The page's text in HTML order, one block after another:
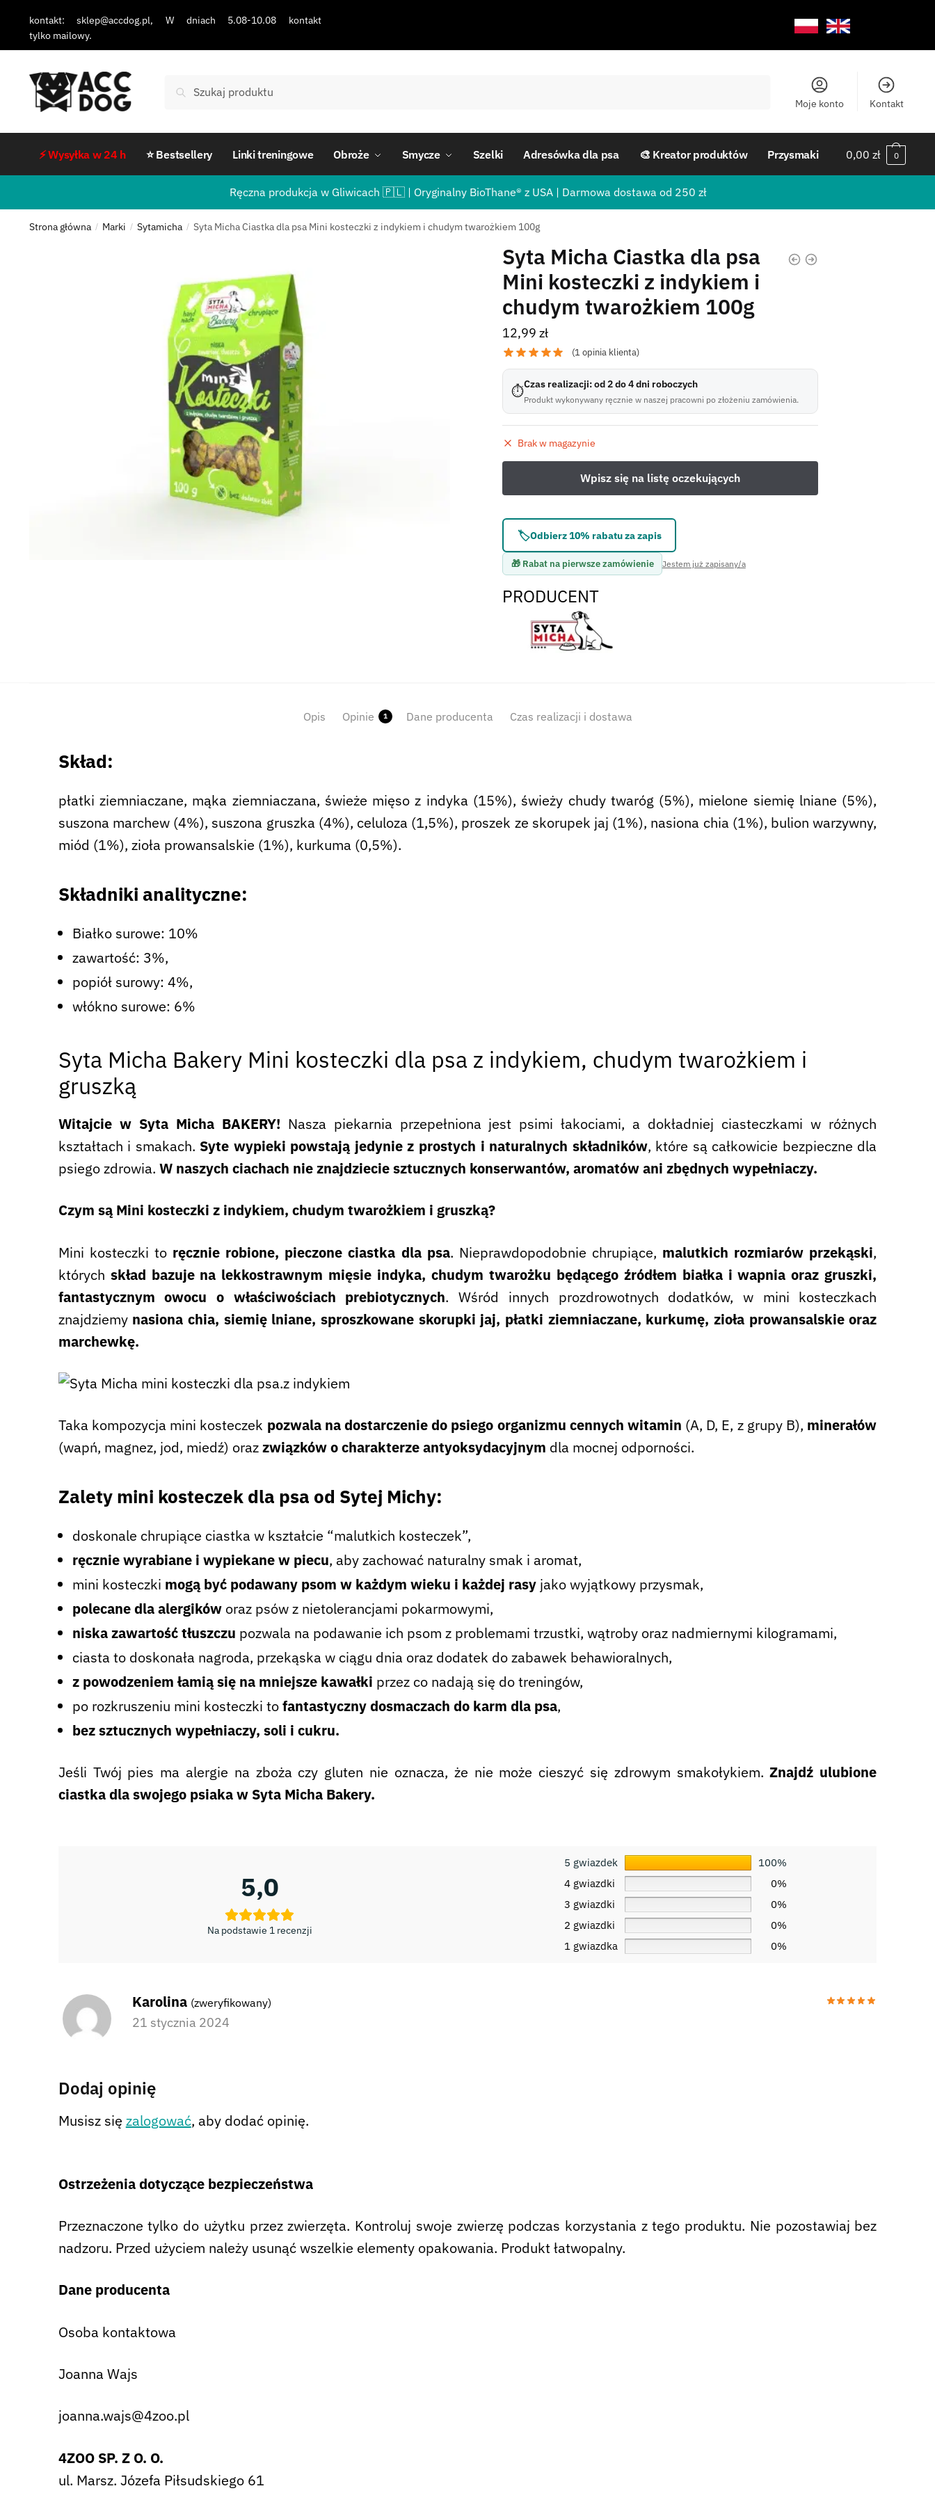
kontakt: sklep@accdog.pl, W dniach 5.08-10.08 kontakt
tylko mailowy.
Szukaj
Moje konto Kontakt
⚡ Wysyłka w 24 h ⭐ Bestsellery Linki treningowe Obroże Smycze Szelki Adresówka dla psa 🎨 Kreator produktów Przysmaki 0,00zł 0
Ręczna produkcja w Gliwicach 🇵🇱 | Oryginalny BioThane® z USA | Darmowa dostawa od 250 zł
Strona główna / Marki / Sytamicha / Syta Micha Ciastka dla psa Mini kosteczki z indykiem i chudym twarożkiem 100g
Syta Micha Ciastka dla psa
Mini kosteczki z indykiem i
chudym twarożkiem 100g
12,99zł
(1 opinia klienta)
⏱Czas realizacji: od 2 do 4 dni roboczych
Produkt wykonywany ręcznie w naszej pracowni po złożeniu zamówienia.
Brak w magazynie
🏷️Odbierz 10% rabatu za zapis
🎁 Rabat na pierwsze zamówienie Jestem już zapisany/a
PRODUCENT
Opis Opinie 1 Dane producenta Czas realizacji i dostawa
Skład:
płatki ziemniaczane, mąka ziemniaczana, świeże mięso z indyka (15%), świeży chudy twaróg (5%), mielone siemię lniane (5%),
suszona marchew (4%), suszona gruszka (4%), celuloza (1,5%), proszek ze skorupek jaj (1%), nasiona chia (1%), bulion warzywny,
miód (1%), zioła prowansalskie (1%), kurkuma (0,5%).
Składniki analityczne:
Białko surowe: 10%
zawartość: 3%,
popiół surowy: 4%,
włókno surowe: 6%
Syta Micha Bakery Mini kosteczki dla psa z indykiem, chudym twarożkiem i
gruszką
Witajcie w Syta Micha BAKERY! Nasza piekarnia przepełniona jest psimi łakociami, a dokładniej ciasteczkami w różnych
kształtach i smakach. Syte wypieki powstają jedynie z prostych i naturalnych składników, które są całkowicie bezpieczne dla
psiego zdrowia. W naszych ciachach nie znajdziecie sztucznych konserwantów, aromatów ani zbędnych wypełniaczy.
Czym są Mini kosteczki z indykiem, chudym twarożkiem i gruszką?
Mini kosteczki to ręcznie robione, pieczone ciastka dla psa. Nieprawdopodobnie chrupiące, malutkich rozmiarów przekąski,
których skład bazuje na lekkostrawnym mięsie indyka, chudym twarożku będącego źródłem białka i wapnia oraz gruszki,
fantastycznym owocu o właściwościach prebiotycznych. Wśród innych prozdrowotnych dodatków, w mini kosteczkach
znajdziemy nasiona chia, siemię lniane, sproszkowane skorupki jaj, płatki ziemniaczane, kurkumę, zioła prowansalskie oraz
marchewkę.
Taka kompozycja mini kosteczek pozwala na dostarczenie do psiego organizmu cennych witamin (A, D, E, z grupy B), minerałów
(wapń, magnez, jod, miedź) orazzwiązków o charakterze antyoksydacyjnym dla mocnej odporności.
Zalety mini kosteczek dla psa od Sytej Michy:
doskonale chrupiące ciastka w kształcie “malutkich kosteczek”,
ręcznie wyrabiane i wypiekane w piecu, aby zachować naturalny smak i aromat,
mini kosteczki mogą być podawany psom w każdym wieku i każdej rasyjako wyjątkowy przysmak,
polecane dla alergikóworaz psów z nietolerancjami pokarmowymi,
niska zawartość tłuszczu pozwala na podawanie ich psom z problemami trzustki, wątroby oraz nadmiernymi kilogramami,
ciasta to doskonała nagroda, przekąska w ciągu dnia oraz dodatek do zabawek behawioralnych,
z powodzeniem łamią się na mniejsze kawałki przez co nadają się do treningów,
po rozkruszeniu mini kosteczki tofantastyczny dosmaczach do karm dla psa,
bez sztucznych wypełniaczy, soli i cukru.
Jeśli Twój pies ma alergie na zboża czy gluten nie oznacza, że nie może cieszyć się zdrowym smakołykiem.Znajdź ulubione
ciastka dla swojego psiaka w Syta Micha Bakery.
5,0
Na podstawie 1 recenzji
5 gwiazdek
100%
4 gwiazdki
0%
3 gwiazdki
0%
2 gwiazdki
0%
1 gwiazdka
0%
Karolina (zweryfikowany)
21 stycznia 2024
Dodaj opinię
Musisz się zalogować, aby dodać opinię.
Ostrzeżenia dotyczące bezpieczeństwa
Przeznaczone tylko do użytku przez zwierzęta. Kontroluj swoje zwierzę podczas korzystania z tego produktu. Nie pozostawiaj bez
nadzoru. Przed użyciem należy usunąć wszelkie elementy opakowania. Produkt łatwopalny.
Dane producenta
Osoba kontaktowa
Joanna Wajs
joanna.wajs@4zoo.pl
4ZOO SP. Z O. O.
ul. Marsz. Józefa Piłsudskiego 61